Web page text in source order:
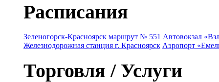
Расписания
Зеленогорск-Красноярск маршрут № 551 Автовокзал
Железнодорожная станция г. Красноярск Аэропорт
Торговля / Услуги